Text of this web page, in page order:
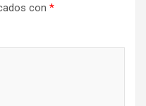
con *